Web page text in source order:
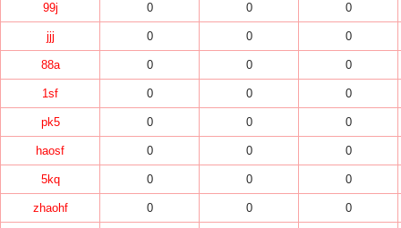
99j 0 0 0
jjj 0 0 0
88a 0 0 0
1sf 0 0 0
pk5 0 0 0
haosf 0 0 0
5kq 0 0 0
zhaohf 0 0 0